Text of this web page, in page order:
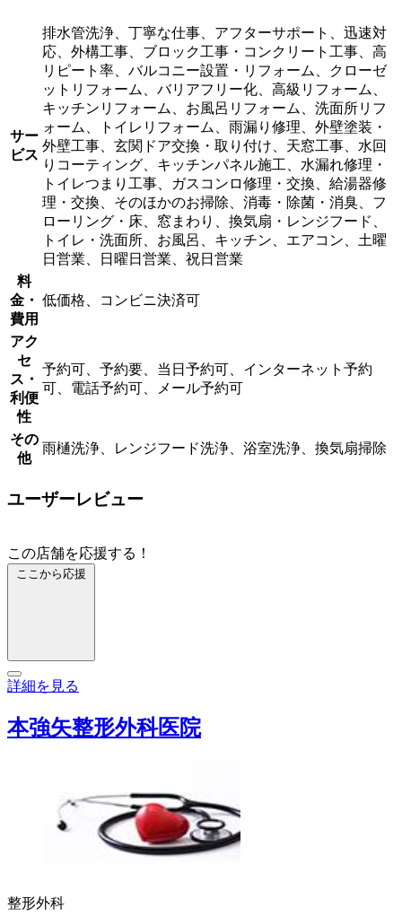
サー
ビス
排水管洗浄、丁寧な仕事、アフターサポート、迅速対
応、外構工事、ブロック工事・コンクリート工事、高
リピート率、バルコニー設置・リフォーム、クローゼ
ットリフォーム、バリアフリー化、高級リフォーム、
キッチンリフォーム、お風呂リフォーム、洗面所リフ
ォーム、トイレリフォーム、雨漏り修理、外壁塗装・
外壁工事、玄関ドア交換・取り付け、天窓工事、水回
りコーティング、キッチンパネル施工、水漏れ修理・
トイレつまり工事、ガスコンロ修理・交換、給湯器修
理・交換、そのほかのお掃除、消毒・除菌・消臭、フ
ローリング・床、窓まわり、換気扇・レンジフード、
トイレ・洗面所、お風呂、キッチン、エアコン、土曜
日営業、日曜日営業、祝日営業
料
金・
費用
低価格、コンビニ決済可
アク
セ
ス・
利便
性
予約可、予約要、当日予約可、インターネット予約
可、電話予約可、メール予約可
その
他
雨樋洗浄、レンジフード洗浄、浴室洗浄、換気扇掃除
ユーザーレビュー
この店舗を応援する！
ここから応援
詳細を見る
本強矢整形外科医院
整形外科